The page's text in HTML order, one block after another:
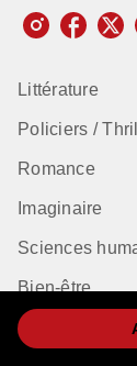
Littérature
Policiers /
Romance
Imaginaire
Sciences
Bien-être
Classiques